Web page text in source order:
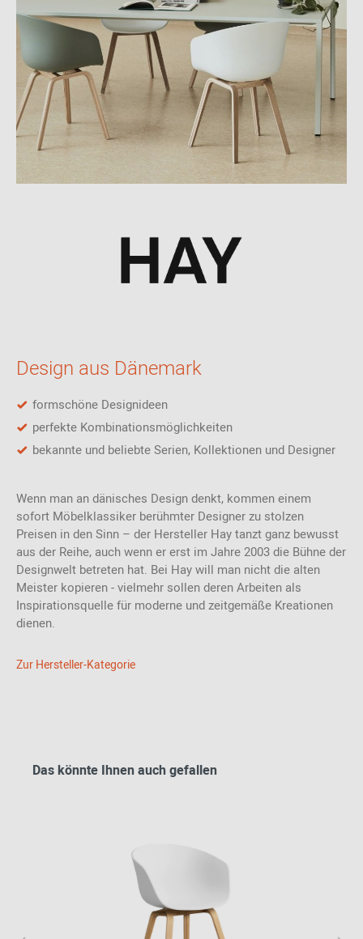
Linienführung, so dass sie unkompliziert mit anderen
Einrichtungsgegenständen kombiniert werden können. Sie
ergänzen verschiedenste Stile hervorragend und lassen sich daher
auch perfekt im Objektbereich einsetzten. Designer Hee Welling
konzipierte die Serie mit dem Ziel die Stühle sowohl in Restaurants,
Kantinen, im Büro oder am heimischen Esstisch einsetzbar zu
machen. Ihr schlichtes Äußeres sorgt für eine besondere
Multifunktionalität und Kombinierbarkeit. Die Kollektion umfasst
AACs in verschiedenen Variationen – Holz- und Metallgestelle und
ungepolsterte und gepolsterte Sitzschalen. Jede einzelne Variante
zeugt von einer zurückhaltenden Eleganz, die jeden Raum dezent
Hay – zeitgemäße Möbel aus
Im Jahr 2002 gegründet, verfolgt der dänische Hersteller Hay das
Architektur und den dynamischen Wendungen der Mode,
kombiniert Hay die Werte der beiden Branchen und schafft
Material und Format
Der Designstuhl ist in verschiedenen Ausführungen erhältlich, die
der Tiefe und 88 cm in der Höhe. Der Drehstuhl ist
höhenverstellbar.
Design aus Dänemark
formschöne Designideen
perfekte Kombinationsmöglichkeiten
bekannte und beliebte Serien, Kollektionen und Designer
Wenn man an dänisches Design denkt, kommen einem
sofort Möbelklassiker berühmter Designer zu stolzen
Preisen in den Sinn – der Hersteller Hay tanzt ganz bewusst
aus der Reihe, auch wenn er erst im Jahre 2003 die Bühne der
Designwelt betreten hat. Bei Hay will man nicht die alten
Meister kopieren - vielmehr sollen deren Arbeiten als
Inspirationsquelle für moderne und zeitgemäße Kreationen
dienen.
Zur Hersteller-Kategorie
Das könnte Ihnen auch gefallen